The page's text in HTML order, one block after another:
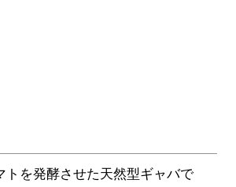
を発酵させた天然型ギャバで